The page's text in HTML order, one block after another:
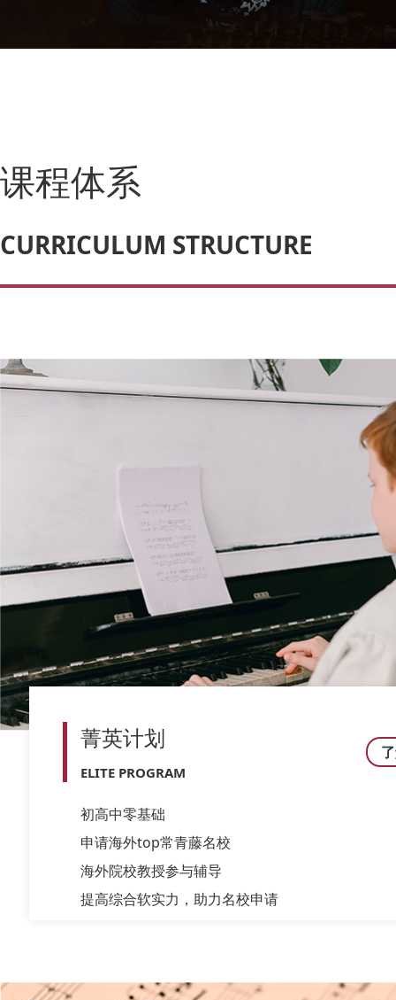
课程体系
CURRICULUM STRUCTURE
菁英计划
ELITE PROGRAM
初高中零基础
申请海外top常青藤名校
海外院校教授参与辅导
提高综合软实力，助力名校申请